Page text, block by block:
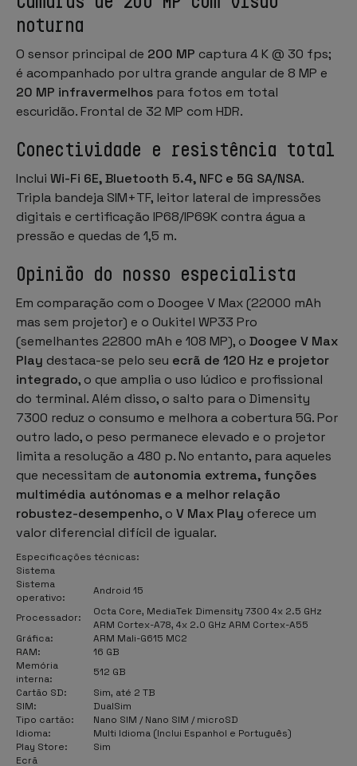
noturna
O sensor principal de 200 MP captura 4 K @ 30 fps;
é acompanhado por ultra grande angular de 8 MP e
20 MP infravermelhos para fotos em total
escuridão. Frontal de 32 MP com HDR.
Conectividade e resistência total
Inclui Wi-Fi 6E, Bluetooth 5.4, NFC e 5G SA/NSA.
Tripla bandeja SIM+TF, leitor lateral de impressões
digitais e certificação IP68/IP69K contra água a
pressão e quedas de 1,5 m.
Opinião do nosso especialista
Em comparação com o Doogee V Max (22000 mAh
mas sem projetor) e o Oukitel WP33 Pro
(semelhantes 22800 mAh e 108 MP), o Doogee V Max
Play destaca-se pelo seu ecrã de 120 Hz e projetor
integrado, o que amplia o uso lúdico e profissional
do terminal. Além disso, o salto para o Dimensity
7300 reduz o consumo e melhora a cobertura 5G. Por
outro lado, o peso permanece elevado e o projetor
limita a resolução a 480 p. No entanto, para aqueles
que necessitam de autonomia extrema, funções
multimédia autónomas e a melhor relação
robustez-desempenho, o V Max Play oferece um
valor diferencial difícil de igualar.
Especificações técnicas:
Sistema
Sistema
operativo:
Android 15
Processador:
Octa Core, MediaTek Dimensity 7300 4x 2.5 GHz
ARM Cortex-A78, 4x 2.0 GHz ARM Cortex-A55
Gráfica:
ARM Mali-G615 MC2
RAM:
16 GB
Memória
interna:
512 GB
Cartão SD:
Sim, até 2 TB
SIM:
DualSim
Tipo cartão:
Nano SIM / Nano SIM / microSD
Idioma:
Multi Idioma (Inclui Espanhol e Português)
Play Store:
Sim
Ecrã